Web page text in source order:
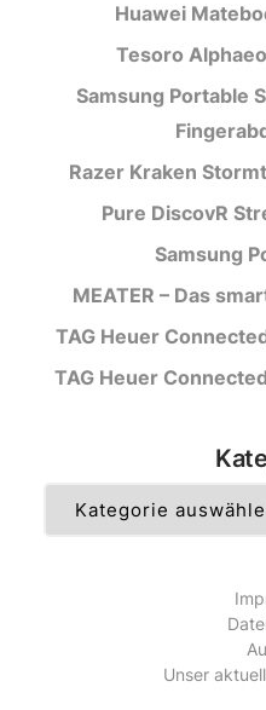
Huawei
Tesoro
Samsung Portable
Razer Kraken
Pure DiscovR
Samsung
MEATER – Das
TAG Heuer
TAG Heuer
Unser